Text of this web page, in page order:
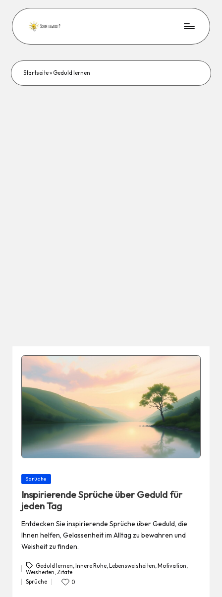
Startseite» Geduld lernen
Posted
Sprüche
Inspirierende Sprüche über Geduld für
jeden Tag
Entdecken Sie inspirierende Sprüche über Geduld, die
Ihnen helfen, Gelassenheit im Alltag zu bewahren und
Weisheit zu finden.
Tags:
Geduld lernen ,Innere Ruhe ,Lebensweisheiten ,Motivation
Weisheiten Zitate
Posted
Sprüche 0